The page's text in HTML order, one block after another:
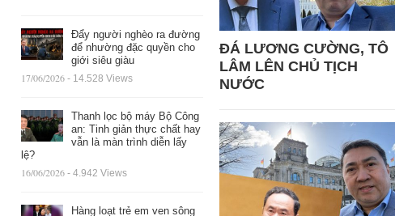
Đẩy người nghèo ra đường
để nhường đặc quyền cho
giới siêu giàu
17/06/2026 - 14.528 Views
Thanh lọc bộ máy Bộ Công
an: Tinh giản thực chất hay
vẫn là màn trình diễn lấy
lệ?
16/06/2026 - 4.942 Views
Hàng loạt trẻ em ven sông
ĐÁ LƯƠNG CƯỜNG, TÔ
LÂM LÊN CHỦ TỊCH
NƯỚC